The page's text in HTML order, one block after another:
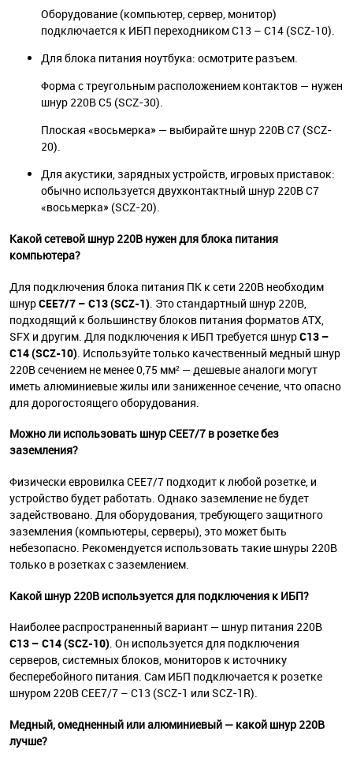
Оборудование (компьютер, сервер, монитор)
подключается к ИБП переходником C13 – C14 (SCZ-10).
Для блока питания ноутбука: осмотрите разъем.
Форма с треугольным расположением контактов — нужен
шнур 220В C5 (SCZ-30).
Плоская «восьмерка» — выбирайте шнур 220В C7 (SCZ-
20).
Для акустики, зарядных устройств, игровых приставок:
обычно используется двухконтактный шнур 220В C7
«восьмерка» (SCZ-20).
Какой сетевой шнур 220В нужен для блока питания
компьютера?
Для подключения блока питания ПК к сети 220В необходим
шнурCEE7/7 – C13 (SCZ-1) . Это стандартный шнур 220В,
подходящий к большинству блоков питания форматов ATX,
SFX и другим. Для подключения к ИБП требуется шнурC13 –
C14 (SCZ-10) . Используйте только качественный медный шнур
220В сечением не менее 0,75 мм² — дешевые аналоги могут
иметь алюминиевые жилы или заниженное сечение, что опасно
для дорогостоящего оборудования.
Можно ли использовать шнур CEE7/7 в розетке без
заземления?
Физически евровилка CEE7/7 подходит к любой розетке, и
устройство будет работать. Однако заземление не будет
задействовано. Для оборудования, требующего защитного
заземления (компьютеры, серверы), это может быть
небезопасно. Рекомендуется использовать такие шнуры 220В
только в розетках с заземлением.
Какой шнур 220В используется для подключения к ИБП?
Наиболее распространенный вариант — шнур питания 220В
C13 – C14 (SCZ-10). Он используется для подключения
серверов, системных блоков, мониторов к источнику
бесперебойного питания. Сам ИБП подключается к розетке
шнуром 220В CEE7/7 – C13 (SCZ-1 или SCZ-1R).
Медный, омедненный или алюминиевый — какой шнур 220В
лучше?